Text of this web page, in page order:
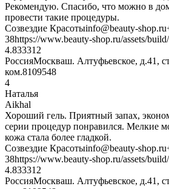
Рекомендую. Спасибо, что можно в
провести такие процедуры.
Созвездие Красотыinfo@beauty-shop.ru
38https://www.beauty-shop.ru/assets/
4.833312
РоссияМоскваш. Алтуфьевское, д.41,
ком.8109548
4
Наталья
Aikhal
Хороший гель. Приятный запах,
серии процедур понравился. Мелкие
кожа стала более гладкой.
Созвездие Красотыinfo@beauty-shop.ru
38https://www.beauty-shop.ru/assets/
4.833312
РоссияМоскваш. Алтуфьевское, д.41,